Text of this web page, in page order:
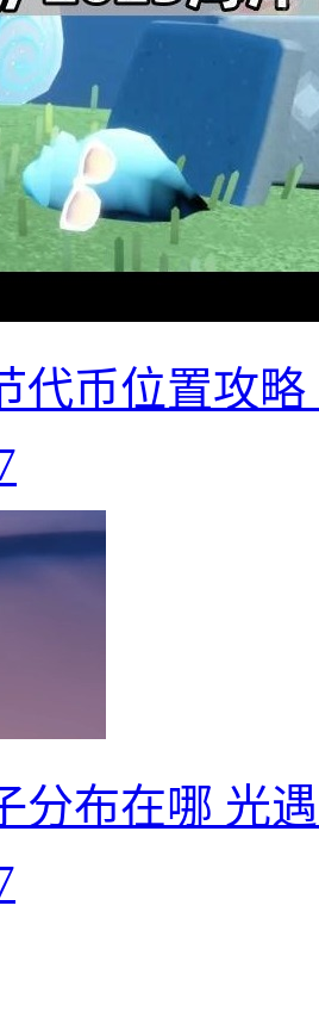
代币位置攻
分布在哪 光